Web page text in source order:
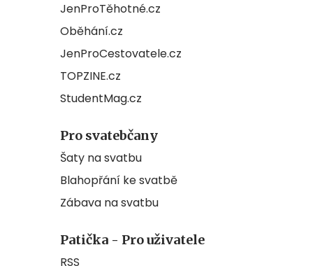
JenProTěhotné.cz
Oběhání.cz
JenProCestovatele.cz
TOPZINE.cz
StudentMag.cz
Pro svatebčany
Šaty na svatbu
Blahopřání ke svatbě
Zábava na svatbu
Patička - Pro uživatele
RSS